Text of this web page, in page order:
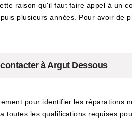
raison qu'il faut faire appel à un
plusieurs années. Pour avoir de
à Argut Dessous
pour identifier les réparations
toutes les qualifications requises